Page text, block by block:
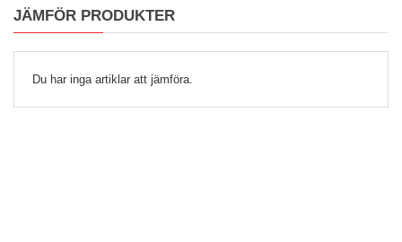
JÄMFÖR PRODUKTER
Du har inga artiklar att jämföra.